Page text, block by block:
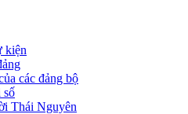
kiện
các đảng bộ
số
Thái Nguyên